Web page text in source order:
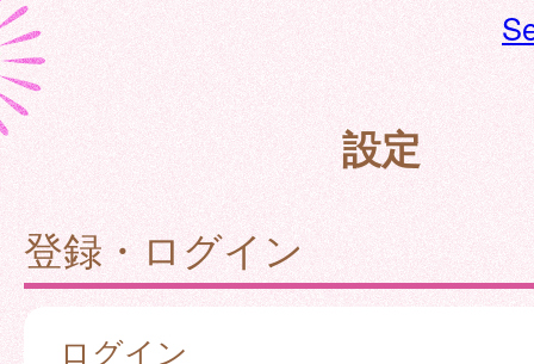
設定
登録・ログイン
ログイン